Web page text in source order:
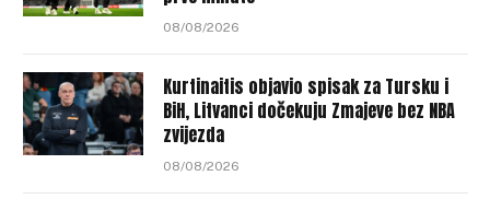
08/08/2026
Kurtinaitis objavio spisak za Tursku i
BiH, Litvanci dočekuju Zmajeve bez NBA
zvijezda
08/08/2026